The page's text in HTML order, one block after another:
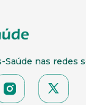
nas redes